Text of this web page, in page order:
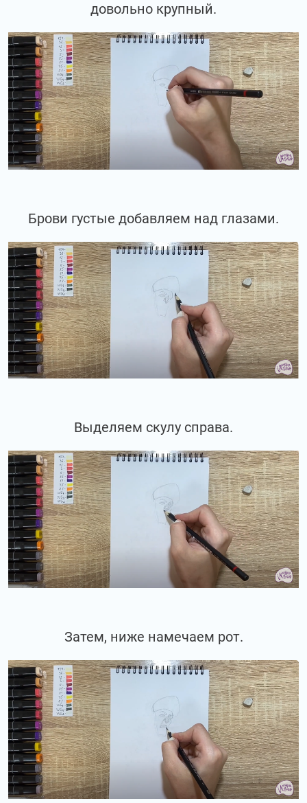
довольно крупный.
Брови густые добавляем над глазами.
Выделяем скулу справа.
Затем, ниже намечаем рот.